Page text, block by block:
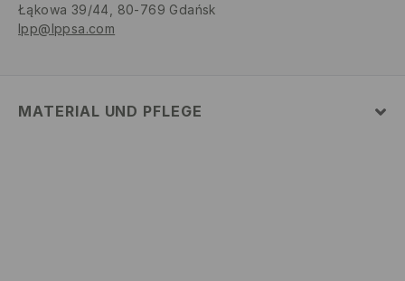
Łąkowa 39/44, 80-769 Gdańsk
lpp@lppsa.com
MATERIAL UND PFLEGE